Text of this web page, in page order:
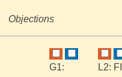
Objections
G1: L2: